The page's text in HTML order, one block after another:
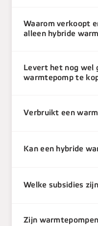
Waarom verkoopt
alleen hybride
Levert het nog wel
warmtepomp te
Verbruikt een
Kan een hybride
Welke subsidies
Zijn